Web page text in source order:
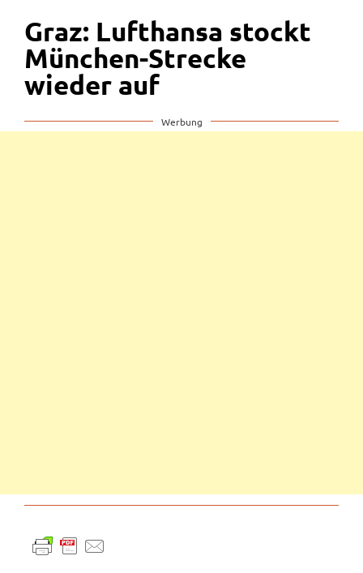
Graz: Lufthansa stockt
München-Strecke
wieder auf
Werbung